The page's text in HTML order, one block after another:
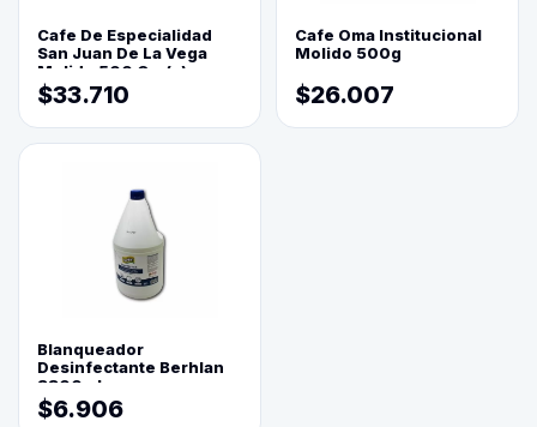
Cafe De Especialidad
San Juan De La Vega
Molido 500 Grs(=)
$33.710
Cafe Oma Institucional
Molido 500g
$26.007
Blanqueador
Desinfectante Berhlan
3800ml
$6.906